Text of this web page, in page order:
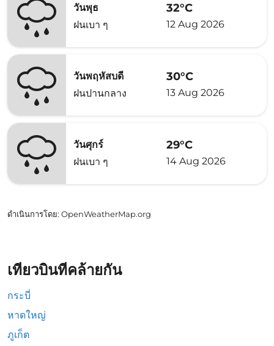
วันพุธ
ฝนเบา ๆ
32°C
12 Aug 2026
วันพฤหัสบดี
ฝนปานกลาง
30°C
13 Aug 2026
วันศุกร์
ฝนเบา ๆ
29°C
14 Aug 2026
ดำเนินการโดย: OpenWeatherMap.org
เที่ยวบินที่คล้ายกัน
กระบี่
หาดใหญ่
ภูเก็ต